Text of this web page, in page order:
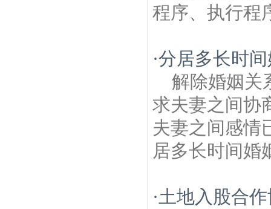
程序、执行程
·分居多长时
解除婚姻关
求夫妻之间协
夫妻之间感情
居多长时间婚
·土地入股合